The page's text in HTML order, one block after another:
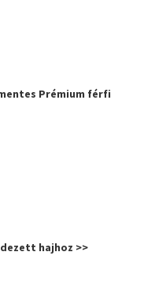
Prémium férfi
hajhoz >>